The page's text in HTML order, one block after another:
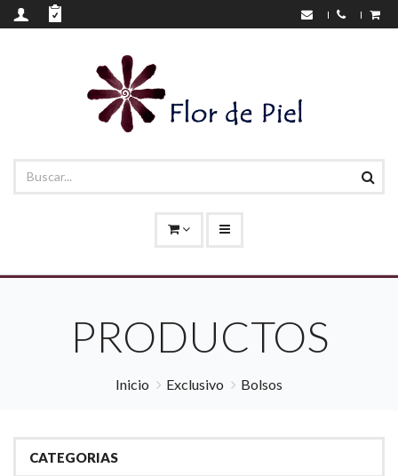
PRODUCTOS
Inicio Exclusivo Bolsos
CATEGORIAS